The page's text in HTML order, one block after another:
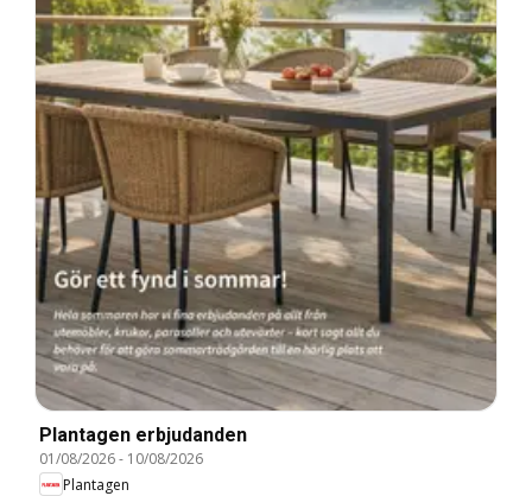
Plantagen erbjudanden
01/08/2026- 10/08/2026
Plantagen